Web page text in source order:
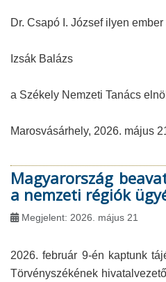
Dr. Csapó I. József ilyen ember
Izsák Balázs
a Székely Nemzeti Tanács
Marosvásárhely, 2026. május
Magyarország
a nemzeti régiók
Megjelent: 2026. május 21
2026. február 9-én kaptunk
Törvényszékének